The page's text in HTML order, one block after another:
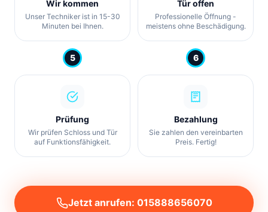
Wir kommen
Unser Techniker ist in 15-30
Minuten bei Ihnen.
Tür offen
Professionelle Öffnung -
meistens ohne Beschädigung.
5
Prüfung
Wir prüfen Schloss und Tür
auf Funktionsfähigkeit.
6
Bezahlung
Sie zahlen den vereinbarten
Preis. Fertig!
Jetzt anrufen: 015888656070